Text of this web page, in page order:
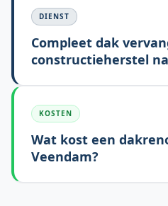
DIENST
Compleet dak
constructieherstel
KOSTEN
Wat kost een
Veendam?